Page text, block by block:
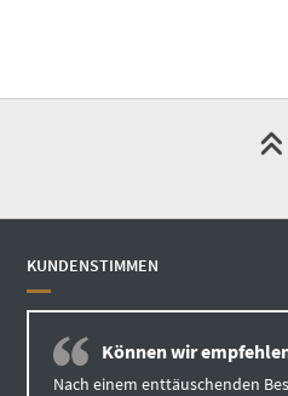
KUNDENSTIMMEN
Können wir
Nach einem enttäuschenden